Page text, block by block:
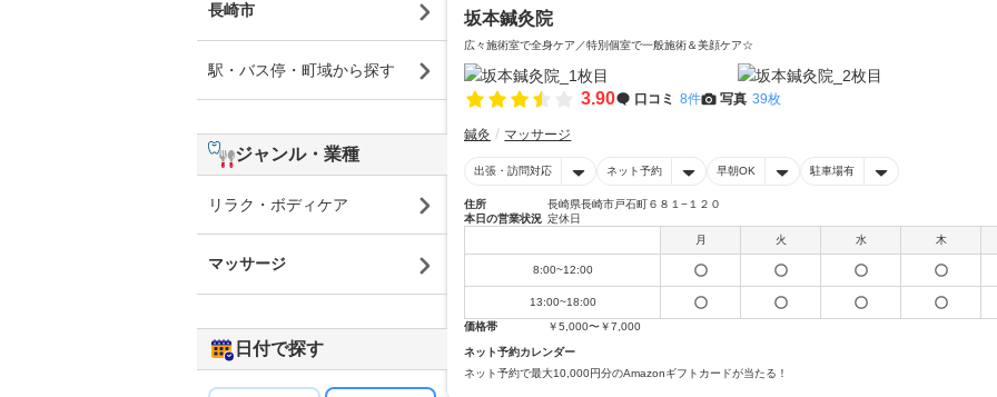
坂本鍼灸院
広々施術室で全身ケア／特別個室で一般施術＆美顔ケア☆
3.90 口コミ 8件 写真 39枚
鍼灸 マッサージ
出張・訪問対応 ネット予約 早朝OK 駐車場有
住所
長崎県長崎市戸石町６８１−１２０
本日の営業状況 定休日
月
火 水 木
8:00~12:00
13:00~18:00
価格帯
￥5,000〜￥7,000
ネット予約カレンダー
ネット予約で最大10,000円分のAmazonギフトカードが当たる！
長崎市
駅・バス停・町域から探す
ジャンル・業種
リラク・ボディケア
マッサージ
日付で探す